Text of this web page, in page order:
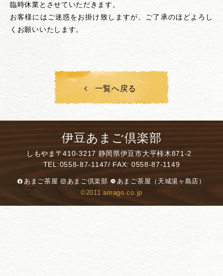
臨時休業とさせていただきます。
お客様にはご迷惑をお掛け致しますが、ご了承のほどよろし
くお願いいたします。
一覧へ戻る
伊豆あまご倶楽部
しもやま 〒410-3217 静岡県伊豆市大平柿木871-2
TEL:0558-87-1147/ FAX: 0558-87-1149
あまご茶屋 あまご倶楽部
あまご茶屋（天城湯ヶ島店）
©2011 amago.co.jp